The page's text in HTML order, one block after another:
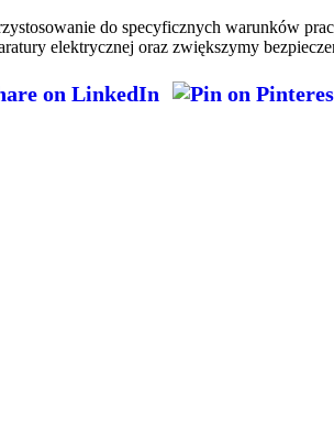
do specyficznych warunków
elektrycznej oraz zwiększymy